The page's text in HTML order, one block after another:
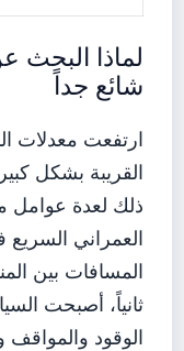
لماذا البحث
شائع جداً
ارتفعت معدلات
القريبة بشكل
ذلك لعدة عوامل
العمراني السريع
المسافات بين
ثانياً، أصبحت
الوقود والمواقف